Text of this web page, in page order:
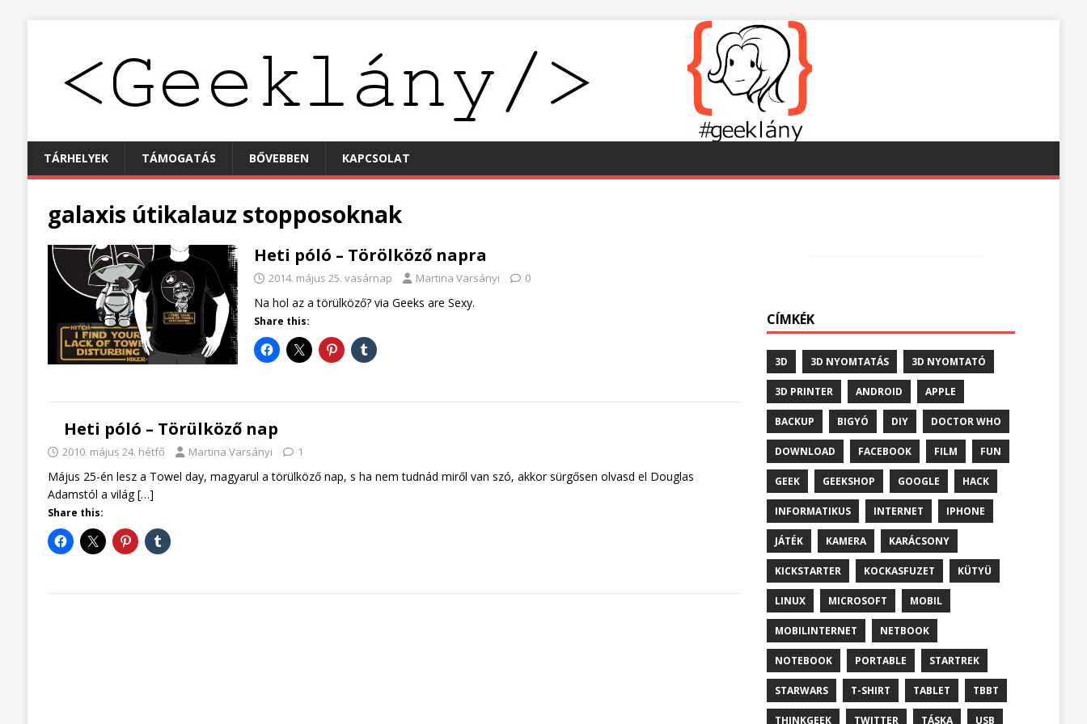
TÁRHELYEK TÁMOGATÁS BŐVEBBEN KAPCSOLAT
galaxis útikalauz stopposoknak
Heti póló – Törölköző napra
2014. május 25. vasárnap Martina Varsányi 0
Na hol az a törülköző? via Geeks are Sexy.
Share this:
Heti póló – Törülköző nap
2010. május 24. hétfő Martina Varsányi 1
Május 25-én lesz a Towel day, magyarul a törülköző nap, s ha nem tudnád miről van szó, akkor sürgősen olvasd el Douglas
Adamstól a világ[…]
Share this:
CÍMKÉK
3D 3D NYOMTATÁS 3D NYOMTATÓ
3D PRINTER ANDROID APPLE
BACKUP BIGYÓ DIY DOCTOR WHO
DOWNLOAD FACEBOOK FILM FUN
GEEK GEEKSHOP GOOGLE HACK
INFORMATIKUS INTERNET IPHONE
JÁTÉK KAMERA KARÁCSONY
KICKSTARTER KOCKASFUZET KÜTYÜ
LINUX MICROSOFT MOBIL
MOBILINTERNET NETBOOK
NOTEBOOK PORTABLE STARTREK
STARWARS T-SHIRT TABLET TBBT
THINKGEEK TWITTER TÁSKA USB